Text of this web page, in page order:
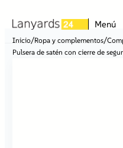
Menú
Inicio/Ropa y complementos/
Pulsera de satén con cierre de